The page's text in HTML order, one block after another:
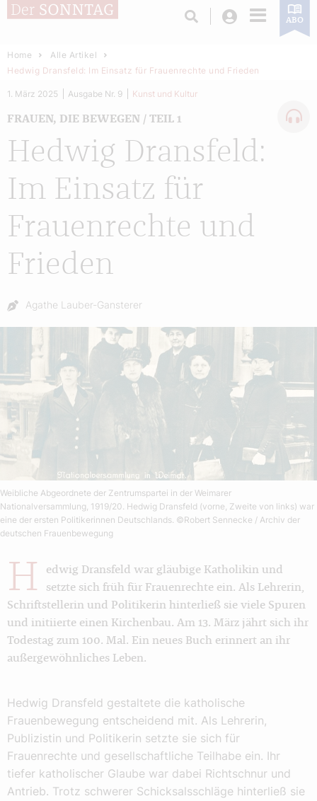
Login ABO
Home
Alle Artikel
Hedwig Dransfeld: Im Einsatz für Frauenrechte und Frieden
Hedwig Dransfeld:
Im Einsatz für
Frauenrechte und
Frieden
FRAUEN, DIE BEWEGEN / TEIL 1
1. März 2025 Ausgabe Nr. 9 Kunst und Kultur
Autor:
Agathe Lauber-Gansterer
Weibliche Abgeordnete der Zentrumspartei in der Weimarer
Nationalversammlung, 1919/20. Hedwig Dransfeld (vorne, Zweite von links) war
eine der ersten Politikerinnen Deutschlands. ©Robert Sennecke / Archiv der
deutschen Frauenbewegung
H
edwig Dransfeld war gläubige Katholikin und
setzte sich früh für Frauenrechte ein. Als Lehrerin,
Schriftstellerin und Politikerin hinterließ sie viele Spuren
und initiierte einen Kirchenbau. Am 13. März jährt sich ihr
Todestag zum 100. Mal. Ein neues Buch erinnert an ihr
außergewöhnliches Leben.
Hedwig Dransfeld gestaltete die katholische
Frauenbewegung entscheidend mit. Als Lehrerin,
Publizistin und Politikerin setzte sie sich für
Frauenrechte und gesellschaftliche Teilhabe ein. Ihr
tiefer katholischer Glaube war dabei Richtschnur und
Antrieb. Trotz schwerer Schicksalsschläge hinterließ sie